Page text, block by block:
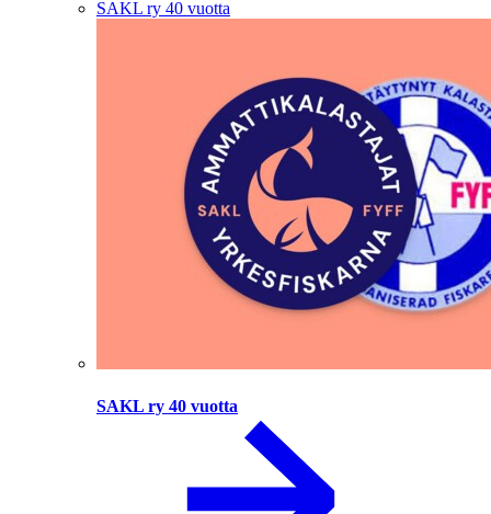
SAKL ry 40 vuotta
SAKL ry 40 vuotta